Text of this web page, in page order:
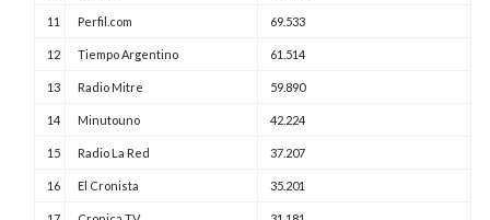
11 Perfil.com 69.533
12 Tiempo Argentino 61.514
13 Radio Mitre 59.890
14 Minutouno 42.224
15 Radio La Red 37.207
16 El Cronista 35.201